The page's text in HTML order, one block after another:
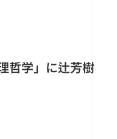
哲学」に辻芳樹